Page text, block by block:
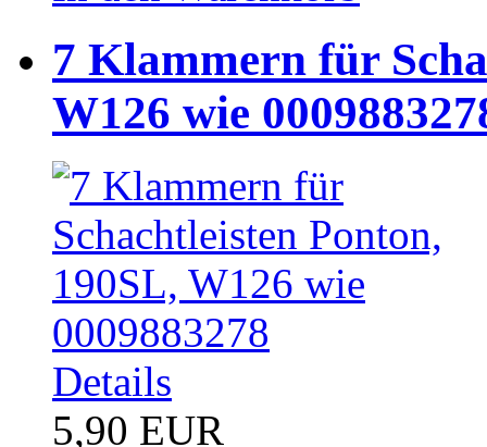
7 Klammern für
W126 wie
Details
5,90 EUR